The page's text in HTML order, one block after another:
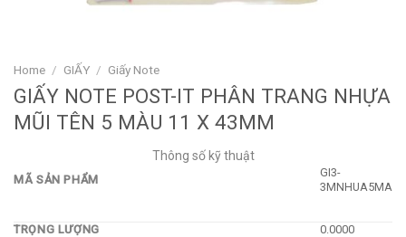
Home / GIẤY / Giấy Note
GIẤY NOTE POST-IT PHÂN TRANG NHỰA
MŨI TÊN 5 MÀU 11 X 43MM
Thông số kỹ thuật
MÃ SẢN PHẨM
GI3-
3MNHUA5MA
TRỌNG LƯỢNG 0.0000